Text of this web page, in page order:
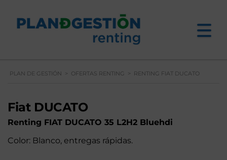
PLAN DE GESTIÓN > OFERTAS RENTING > RENTING FIAT DUCATO
Fiat DUCATO
Renting FIAT DUCATO 35 L2H2 Bluehdi
Color: Blanco, entregas rápidas.